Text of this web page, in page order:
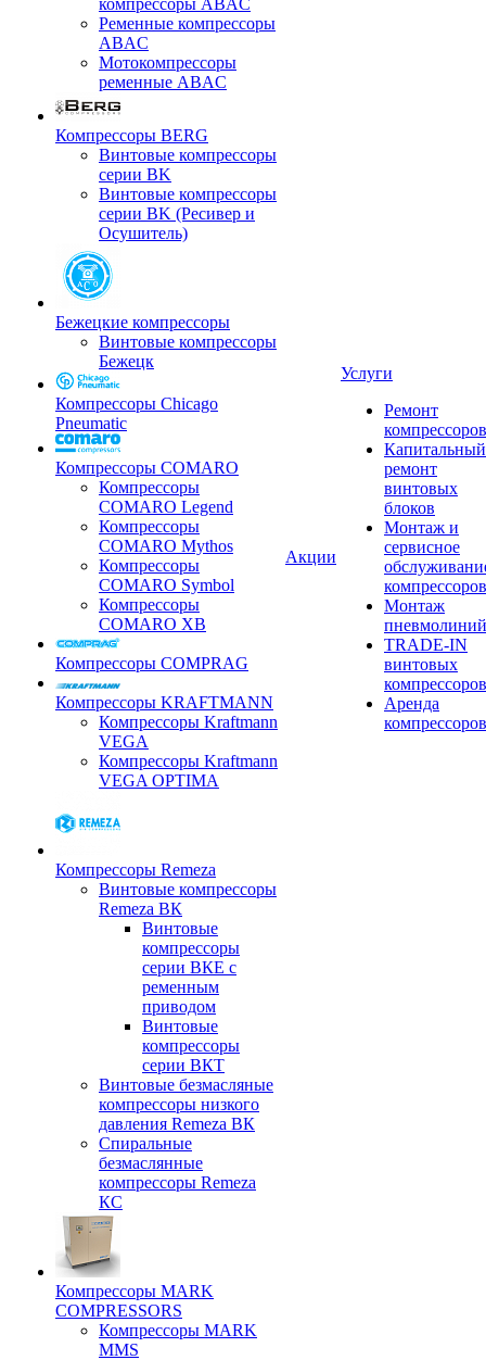
компрессоры ABAC
Ременные компрессоры
ABAC
Мотокомпрессоры
ременные ABAC
Компрессоры BERG
Винтовые компрессоры
серии BK
Винтовые компрессоры
серии BK (Ресивер и
Осушитель)
Бежецкие компрессоры
Винтовые компрессоры
Бежецк
Компрессоры Chicago
Pneumatic
Компрессоры COMARO
Компрессоры
COMARO Legend
Компрессоры
COMARO Mythos
Компрессоры
COMARO Symbol
Компрессоры
COMARO XB
Компрессоры COMPRAG
Компрессоры KRAFTMANN
Компрессоры Kraftmann
VEGA
Компрессоры Kraftmann
VEGA OPTIMA
Компрессоры Remeza
Винтовые компрессоры
Remeza ВК
Винтовые
компрессоры
серии ВКЕ с
ременным
приводом
Винтовые
компрессоры
серии ВКТ
Винтовые безмасляные
компрессоры низкого
давления Remeza ВК
Спиральные
безмаслянные
компрессоры Remeza
КС
Компрессоры MARK
COMPRESSORS
Компрессоры MARK
MMS
Акции
Услуги
Ремонт
компрессоров
Капитальный
ремонт
винтовых
блоков
Монтаж и
сервисное
компрессоров
Монтаж
пневмолиний
TRADE-IN
винтовых
компрессоров
Аренда
компрессоров